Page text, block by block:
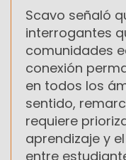
Scavo señaló
interrogantes
comunidades
conexión
en todos los
sentido,
requiere
aprendizaje y
entre